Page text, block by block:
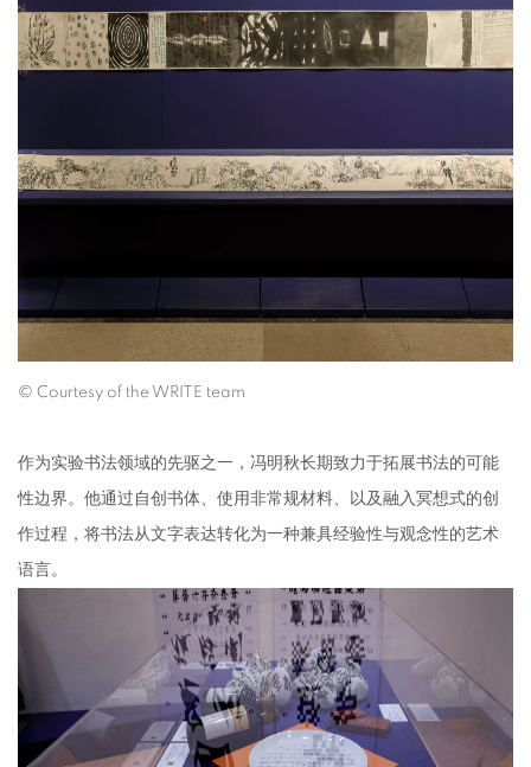
© Courtesy of the WRITE team
作为实验书法领域的先驱之一，冯明秋长期致力于拓展书法的可能
性边界。他通过自创书体、使用非常规材料、以及融入冥想式的创
作过程，将书法从文字表达转化为一种兼具经验性与观念性的艺术
语言。